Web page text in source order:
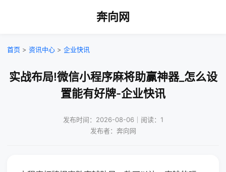
奔向网
首页 > 资讯中心 > 企业快讯
实战布局!微信小程序麻将助赢神器_怎么设
置能有好牌-企业快讯
发布时间：2026-08-06｜阅读：1
发布者：奔向网